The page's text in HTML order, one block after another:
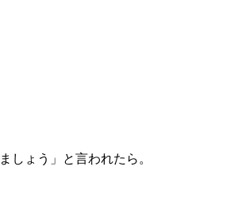
しょう」と言われたら。